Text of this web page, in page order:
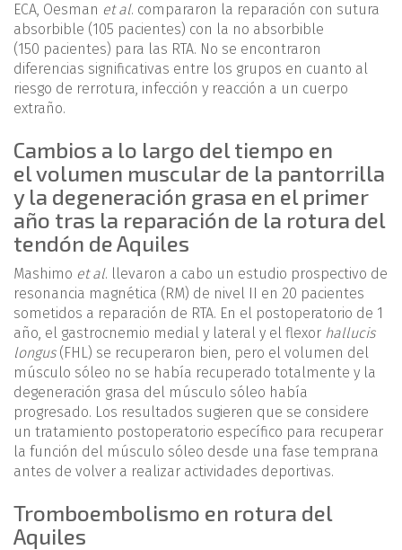
ECA, Oesman et al. compararon la reparación con sutura
absorbible (105 pacientes) con la no absorbible
(150 pacientes) para las RTA. No se encontraron
diferencias significativas entre los grupos en cuanto al
riesgo de rerrotura, infección y reacción a un cuerpo
extraño.
Cambios a lo largo del tiempo en
el volumen muscular de la pantorrilla
y la degeneración grasa en el primer
año tras la reparación de la rotura del
tendón de Aquiles
Mashimo et al. llevaron a cabo un estudio prospectivo de
resonancia magnética (RM) de nivel II en 20 pacientes
sometidos a reparación de RTA. En el postoperatorio de 1
año, el gastrocnemio medial y lateral y el flexor hallucis
longus(FHL) se recuperaron bien, pero el volumen del
músculo sóleo no se había recuperado totalmente y la
degeneración grasa del músculo sóleo había
progresado. Los resultados sugieren que se considere
un tratamiento postoperatorio específico para recuperar
la función del músculo sóleo desde una fase temprana
antes de volver a realizar actividades deportivas.
Tromboembolismo en rotura del
Aquiles